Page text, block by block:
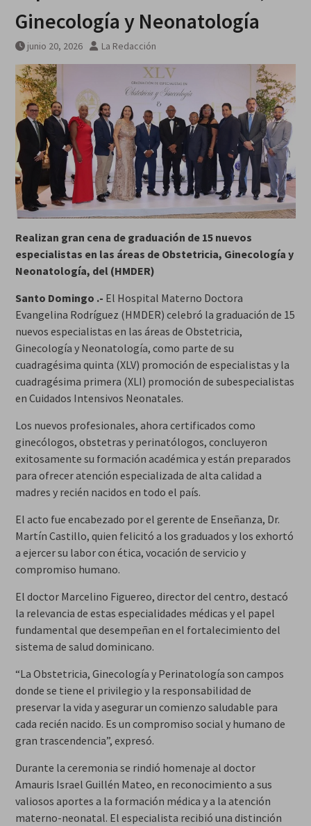
Ginecología y Neonatología
junio 20, 2026 La Redacción
Realizan gran cena de graduación de 15 nuevos
especialistas en las áreas de Obstetricia, Ginecología y
Neonatología, del (HMDER)
Santo Domingo .- El Hospital Materno Doctora
Evangelina Rodríguez (HMDER) celebró la graduación de 15
nuevos especialistas en las áreas de Obstetricia,
Ginecología y Neonatología, como parte de su
cuadragésima quinta (XLV) promoción de especialistas y la
cuadragésima primera (XLI) promoción de subespecialistas
en Cuidados Intensivos Neonatales.
Los nuevos profesionales, ahora certificados como
ginecólogos, obstetras y perinatólogos, concluyeron
exitosamente su formación académica y están preparados
para ofrecer atención especializada de alta calidad a
madres y recién nacidos en todo el país.
El acto fue encabezado por el gerente de Enseñanza, Dr.
Martín Castillo, quien felicitó a los graduados y los exhortó
a ejercer su labor con ética, vocación de servicio y
compromiso humano.
El doctor Marcelino Figuereo, director del centro, destacó
la relevancia de estas especialidades médicas y el papel
fundamental que desempeñan en el fortalecimiento del
sistema de salud dominicano.
“La Obstetricia, Ginecología y Perinatología son campos
donde se tiene el privilegio y la responsabilidad de
preservar la vida y asegurar un comienzo saludable para
cada recién nacido. Es un compromiso social y humano de
gran trascendencia”, expresó.
Durante la ceremonia se rindió homenaje al doctor
Amauris Israel Guillén Mateo, en reconocimiento a sus
valiosos aportes a la formación médica y a la atención
materno-neonatal. El especialista recibió una distinción